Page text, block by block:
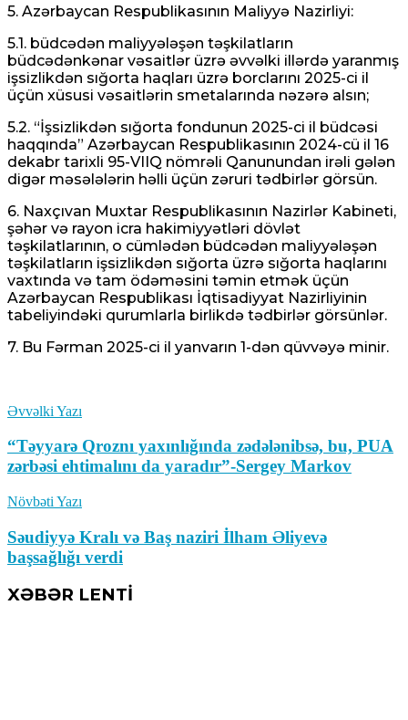
5. Azərbaycan Respublikasının Maliyyə Nazirliyi:
5.1. büdcədən maliyyələşən təşkilatların
büdcədənkənar vəsaitlər üzrə əvvəlki illərdə yaranmış
işsizlikdən sığorta haqları üzrə borclarını 2025-ci il
üçün xüsusi vəsaitlərin smetalarında nəzərə alsın;
5.2. “İşsizlikdən sığorta fondunun 2025-ci il büdcəsi
haqqında” Azərbaycan Respublikasının 2024-cü il 16
dekabr tarixli 95-VIIQ nömrəli Qanunundan irəli gələn
digər məsələlərin həlli üçün zəruri tədbirlər görsün.
6. Naxçıvan Muxtar Respublikasının Nazirlər Kabineti,
şəhər və rayon icra hakimiyyətləri dövlət
təşkilatlarının, o cümlədən büdcədən maliyyələşən
təşkilatların işsizlikdən sığorta üzrə sığorta haqlarını
vaxtında və tam ödəməsini təmin etmək üçün
Azərbaycan Respublikası İqtisadiyyat Nazirliyinin
tabeliyindəki qurumlarla birlikdə tədbirlər görsünlər.
7. Bu Fərman 2025-ci il yanvarın 1-dən qüvvəyə minir.
Əvvəlki Yazı
“Təyyarə Qroznı yaxınlığında zədələnibsə, bu, PUA
zərbəsi ehtimalını da yaradır”-Sergey Markov
Növbəti Yazı
Səudiyyə Kralı və Baş naziri İlham Əliyevə
başsağlığı verdi
XƏBƏR LENTİ